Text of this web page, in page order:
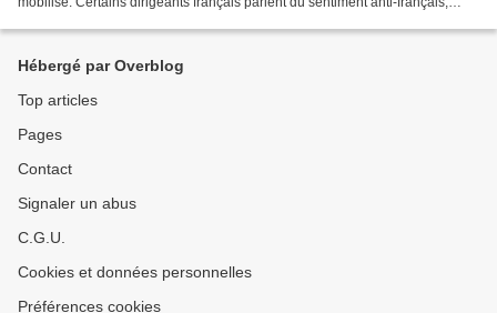
Hébergé par Overblog
Top articles
Pages
Contact
Signaler un abus
C.G.U.
Cookies et données personnelles
Préférences cookies